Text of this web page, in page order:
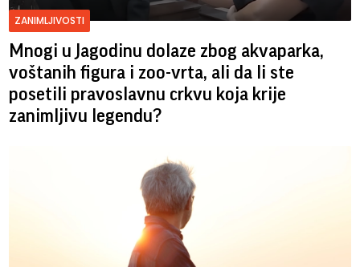
ZANIMLJIVOSTI
Mnogi u Jagodinu dolaze zbog akvaparka,
voštanih figura i zoo-vrta, ali da li ste
posetili pravoslavnu crkvu koja krije
zanimljivu legendu?